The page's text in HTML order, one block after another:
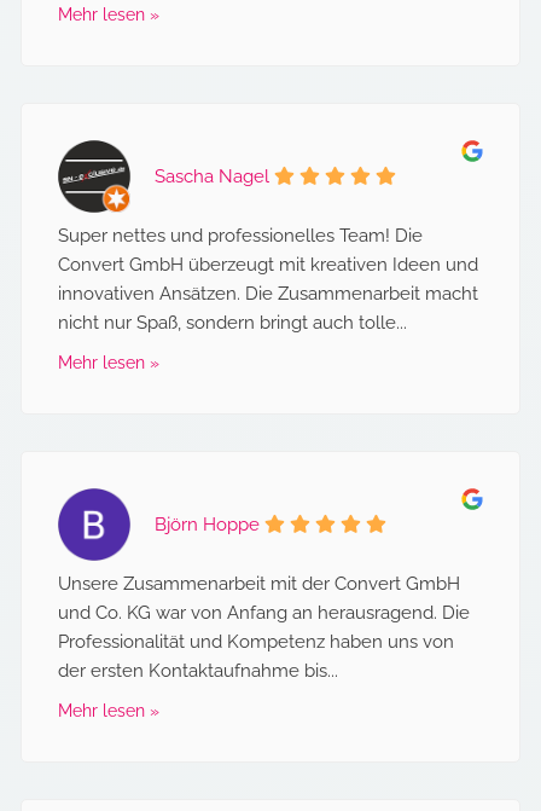
Mehr lesen »
Sascha Nagel
Super nettes und professionelles Team! Die
Convert GmbH überzeugt mit kreativen Ideen und
innovativen Ansätzen. Die Zusammenarbeit macht
nicht nur Spaß, sondern bringt auch tolle...
Mehr lesen »
Björn Hoppe
Unsere Zusammenarbeit mit der Convert GmbH
und Co. KG war von Anfang an herausragend. Die
Professionalität und Kompetenz haben uns von
der ersten Kontaktaufnahme bis...
Mehr lesen »